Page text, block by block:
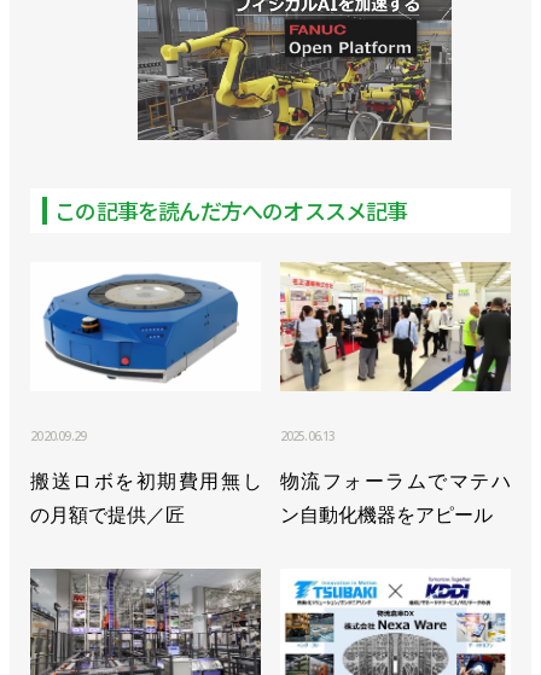
この記事を読んだ方へのオススメ記事
2020.09.29
搬送ロボを初期費用無し
の月額で提供／匠
2025.06.13
物流フォーラムでマテハ
ン自動化機器をアピール